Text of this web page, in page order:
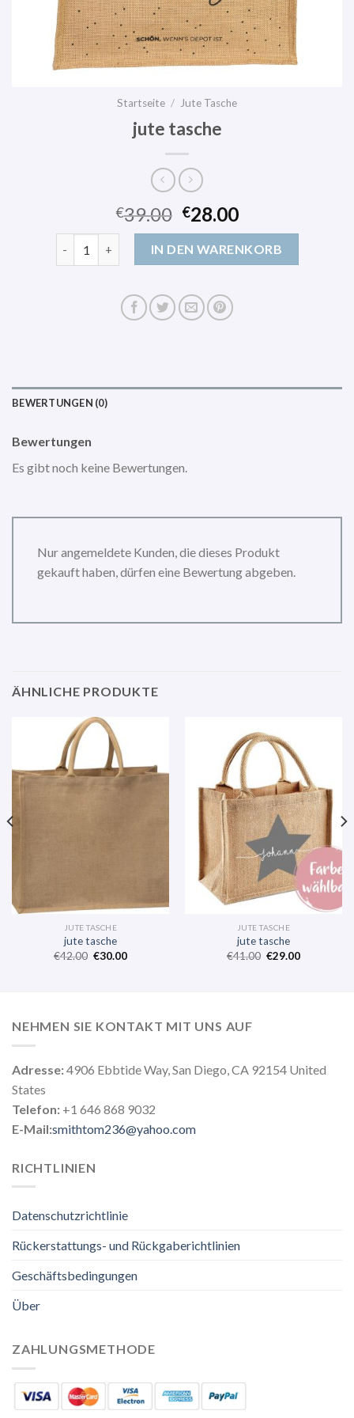
Startseite / Jute Tasche
jute tasche
€39.00 €28.00
jute tasche MengeIN DEN WARENKORB
BEWERTUNGEN (0)
Bewertungen
Es gibt noch keine Bewertungen.
Nur angemeldete Kunden, die dieses Produkt
gekauft haben, dürfen eine Bewertung abgeben.
ÄHNLICHE PRODUKTE
JUTE TASCHE
jute tasche
€42.00 €30.00
JUTE TASCHE
jute tasche
€41.00 €29.00
NEHMEN SIE KONTAKT MIT UNS AUF
Adresse:4906 Ebbtide Way, San Diego, CA 92154 United
States
Telefon: +1 646 868 9032
E-Mail:smithtom236@yahoo.com
RICHTLINIEN
Datenschutzrichtlinie
Rückerstattungs- und Rückgaberichtlinien
Geschäftsbedingungen
Über
ZAHLUNGSMETHODE